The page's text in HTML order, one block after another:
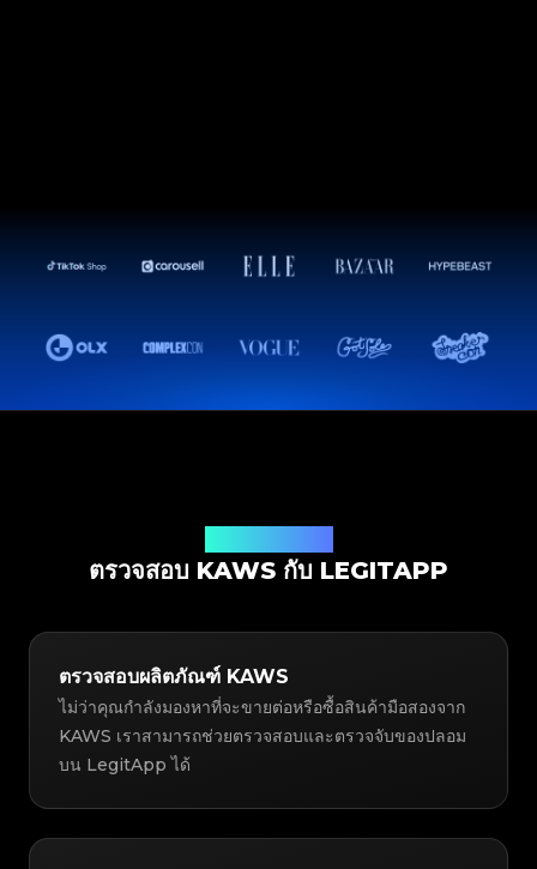
ตรวจสอบ KAWS กับ LEGITAPP
ตรวจสอบผลิตภัณฑ์ KAWS
ไม่ว่าคุณกำลังมองหาที่จะขายต่อหรือซื้อสินค้ามือสองจาก
KAWS เราสามารถช่วยตรวจสอบและตรวจจับของปลอม
บน LegitApp ได้